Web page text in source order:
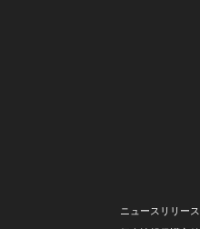
ニュースリリース